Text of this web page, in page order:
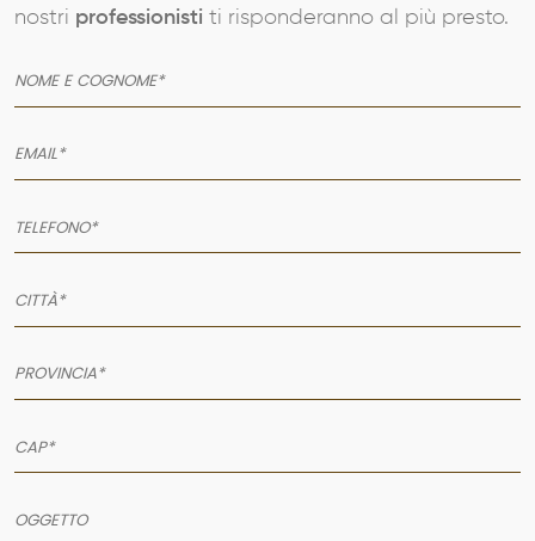
AZIENDA
SERVIZI
NEWS
CONTATTI
nostri professionisti ti risponderanno al più presto.